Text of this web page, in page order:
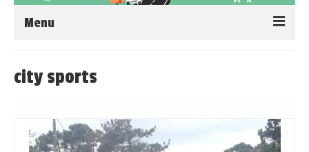
Menu
Centres Sociaux
Service Insertion
Médiation Santé
city sports